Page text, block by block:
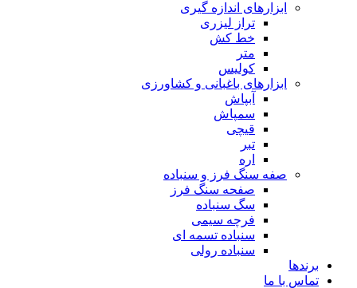
ابزارهای اندازه گیری
تراز لیزری
خط کش
متر
کولیس
ابزارهای باغبانی و کشاورزی
آبپاش
سمپاش
قیچی
تبر
اره
صفه سنگ فرز و سنباده
صفحه سنگ فرز
سگ سنباده
فرچه سیمی
سنباده تسمه ای
سنباده رولی
برندها
تماس با ما